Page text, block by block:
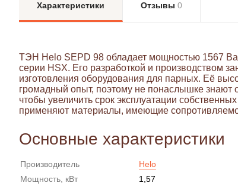
Характеристики Отзывы 0
ТЭН Helo SEPD 98 обладает мощностью 1567
серии HSX. Его разработкой и производством
изготовления оборудования для парных. Её
громадный опыт, поэтому не понаслышке знают
чтобы увеличить срок эксплуатации
применяют материалы, имеющие
Основные характеристики
Производитель Helo
Мощность, кВт
1,57